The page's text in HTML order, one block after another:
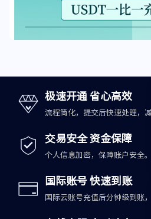
极速开通 省心高效
流程简化，提交后快速处理，
交易安全 资金保障
个人信息加密，保障账户安全。
国际账号 快速到账
国际云账号充值后分钟级到账